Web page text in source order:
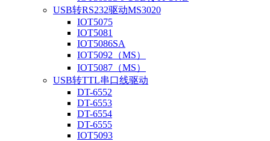
USB转RS232驱动MS3020
IOT5075
IOT5081
IOT5086SA
IOT5092（MS）
IOT5087（MS）
USB转TTL串口线驱动
DT-6552
DT-6553
DT-6554
DT-6555
IOT5093